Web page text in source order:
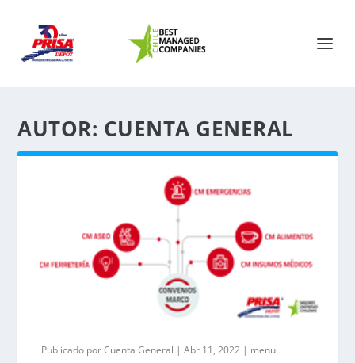
AUTOR: CUENTA GENERAL
Publicado porCuenta General |Abr 11, 2022 | menu